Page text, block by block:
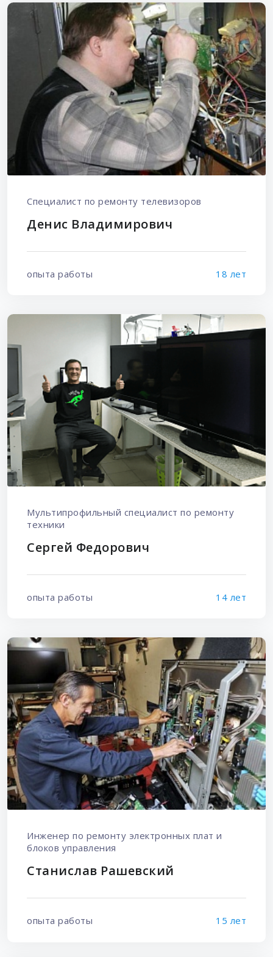
Специалист по ремонту телевизоров
Денис Владимирович
опыта работы 18 лет
Мультипрофильный специалист по ремонту
техники
Сергей Федорович
опыта работы 14 лет
Инженер по ремонту электронных плат и
блоков управления
Станислав Рашевский
опыта работы 15 лет